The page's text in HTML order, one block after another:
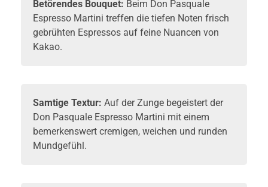
Betörendes Bouquet: Beim Don Pasquale
Espresso Martini treffen die tiefen Noten frisch
gebrühten Espressos auf feine Nuancen von
Kakao.
Samtige Textur: Auf der Zunge begeistert der
Don Pasquale Espresso Martini mit einem
bemerkenswert cremigen, weichen und runden
Mundgefühl.